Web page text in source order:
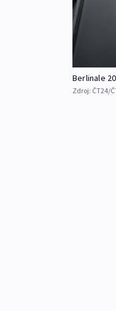
Berlinale
Zdroj: ČT24/